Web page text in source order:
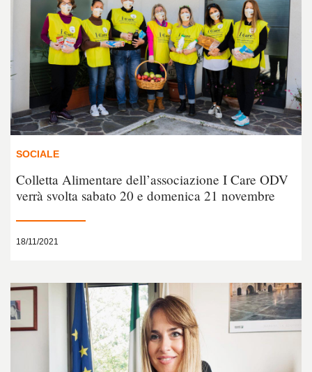
SOCIALE
Colletta Alimentare dell’associazione I Care ODV
verrà svolta sabato 20 e domenica 21 novembre
18/11/2021